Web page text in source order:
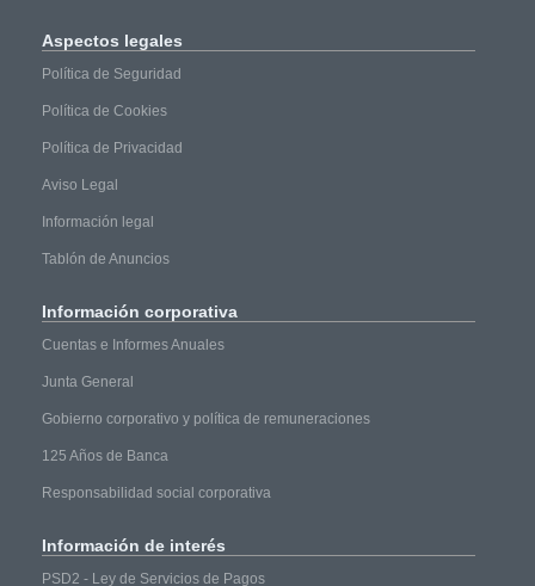
Aspectos legales
Política de Seguridad
Política de Cookies
Política de Privacidad
Aviso Legal
Información legal
Tablón de Anuncios
Información corporativa
Cuentas e Informes Anuales
Junta General
Gobierno corporativo y política de remuneraciones
125 Años de Banca
Responsabilidad social corporativa
Información de interés
PSD2 - Ley de Servicios de Pagos